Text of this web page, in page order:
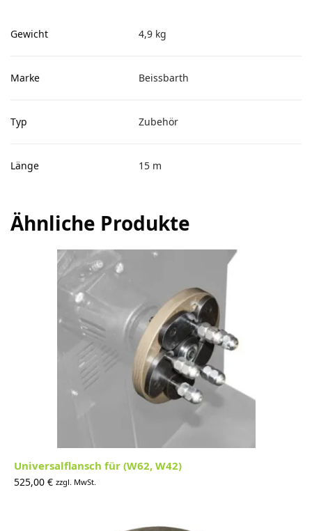
Gewicht 4,9 kg
Marke Beissbarth
Typ Zubehör
Länge 15 m
Ähnliche Produkte
Universalflansch für (W62, W42)
525,00 € zzgl. MwSt.